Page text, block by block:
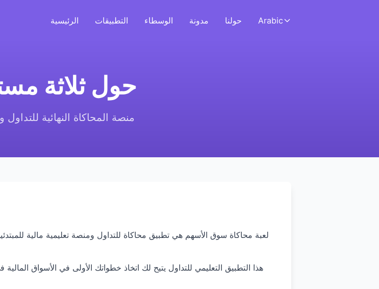
الرئيسية التطبيقات الوسطاء مدونة حولنا Arabic
حول ثلاثة
منصة المحاكاة النهائية للتداول
لعبة محاكاة سوق الأسهم هي تطبيق محاكاة للتداول ومنصة تعليمية مالية
هذا التطبيق التعليمي للتداول يتيح لك اتخاذ خطواتك الأولى في الأسواق